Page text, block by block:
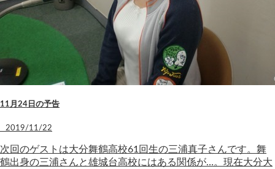
11月24日の予告
2019/11/22
次回のゲストは大分舞鶴高校61回生の三浦真子さんです。舞
鶴出身の三浦さんと雄城台高校にはある関係が…。現在大分大